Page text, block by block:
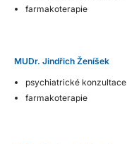
farmakoterapie
MUDr. Jindřich Ženíšek
psychiatrické konzultace
farmakoterapie